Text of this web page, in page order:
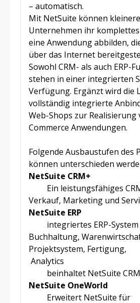
– automatisch.
Mit NetSuite können
Unternehmen ihr
eine Anwendung abbilden,
über das Internet
Sowohl CRM- als auch ERP-
stehen in einer integrierten
Verfügung. Ergänzt wird die
vollständig integrierte
Web-Shops zur Realisierung
Commerce Anwendungen.
Folgende Ausbaustufen des
können unterschieden
NetSuite CRM+
Ein leistungsfähiges
Verkauf, Marketing und
NetSuite ERP
integriertes ERP-
Buchhaltung,
Projektsystem,
Analytics
beinhaltet NetSuite
NetSuite OneWorld
Erweitert NetSuite für